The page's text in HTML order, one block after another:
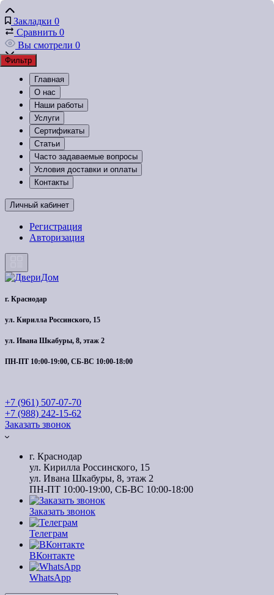
Закладки 0
Сравнить 0
Вы смотрели 0
Главная
О нас
Наши работы
Услуги
Сертификаты
Статьи
Часто задаваемые вопросы
Условия доставки и оплаты
Контакты
Личный кабинет
Регистрация
Авторизация
г. Краснодар
ул. Кирилла Россинского, 15
ул. Ивана Шкабуры, 8, этаж 2
ПН-ПТ 10:00-19:00, СБ-ВС 10:00-18:00
+7 (961) 507-07-70
+7 (988) 242-15-62
Заказать звонок
г. Краснодар
ул. Кирилла Россинского, 15
ул. Ивана Шкабуры, 8, этаж 2
ПН-ПТ 10:00-19:00, СБ-ВС 10:00-18:00
Заказать звонок
Телеграм
ВКонтакте
WhatsApp
Фильтр